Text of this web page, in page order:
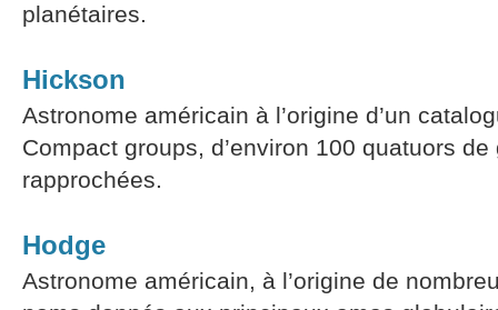
planétaires.
Hickson
Astronome américain à l’origine d’un
Compact groups, d’environ 100 quatuors
rapprochées.
Hodge
Astronome américain, à l’origine de